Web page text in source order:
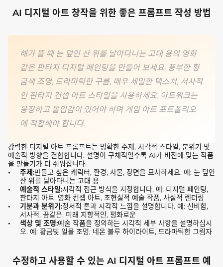
AI 디지털 아트 창작을 위한 좋은 프롬프트 작성 방법
해가 뜰 때 눈 덮인 산 위를 날아다니는 고대 용의 영화
같은 판타지 디지털 페인팅을 만들어 보세요. 풍부한 황
금색 조명, 드라마틱한 구름, 매우 세밀한 텍스처, 서사적
인 판타지 컨셉 아트 스타일을 사용하세요. 아트워크는
웅장하고 몰입감이 있어야 하며 게임 아트 포트폴리오
에 적합해야 합니다.
강력한 디지털 아트 프롬프트는 명확한 주제, 시각적 스타일, 분위기 및
예술적 방향을 결합합니다. 설명이 구체적일수록 AI가 비전에 맞는 작품
을 만들기가 더 쉬워집니다.
주제:만들고 싶은 캐릭터, 환경, 사물, 장면을 묘사하세요. 예: 눈 덮인
산 위를 날아다니는 고대 용
예술적 스타일:시각적 접근 방식을 지정합니다. 예: 디지털 페인팅,
판타지 아트, 영화 컨셉 아트, 초현실적 예술 작품, 사실적 렌더링
기분과 분위기:정서적 톤과 시각적 느낌을 설명합니다. 예: 신비함,
서사적, 꿈같은, 미래 지향적인, 평화로운
색상 및 조명:예술 작품을 정의하는 시각적 세부 사항을 설명하십시
오. 예: 황금빛 일몰 조명, 네온 블루 하이라이트, 드라마틱한 그림자
수정하고 사용할 수 있는 AI 디지털 아트 프롬프트 예